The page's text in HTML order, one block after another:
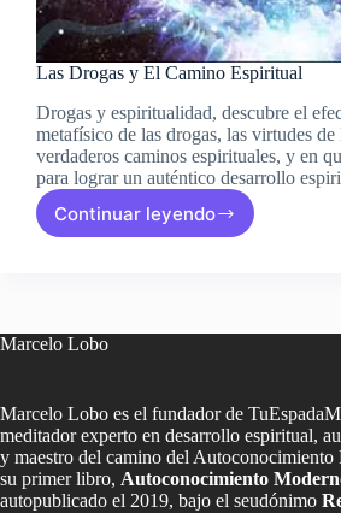
Las Drogas y El Camino Espiritual
Drogas y espiritualidad, descubre el
metafísico de las drogas, las virtudes de
verdaderos caminos espirituales, y en
para lograr un auténtico desarrollo
Continuar leyendo
Las
Espiritual
Marcelo Lobo
Marcelo Lobo es el fundador de
meditador experto en desarrollo espiritual,
y maestro del camino del
su primer libro, Autoconocimiento
autopublicado el 2019, bajo el seudónimo